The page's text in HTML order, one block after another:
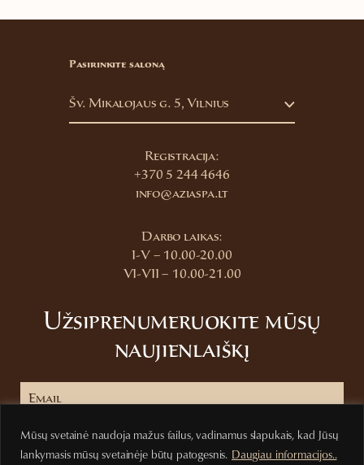
Mūsų svetainė naudoja mažus failus, vadinamus slapukais, kad Jūsų
lankymasis mūsų svetainėje būtų patogesnis. Daugiau informacijos..
Pasirinkite saloną
Šv. Mikalojaus g. 5, Vilnius
Registracija:
+370 5 244 4646
info@aziaspa.lt
Darbo laikas:
I-V – 10.00-20.00
VI-VII – 10.00-21.00
Užsiprenumeruokite mūsų
naujienlaiškį
Prenumeruoti